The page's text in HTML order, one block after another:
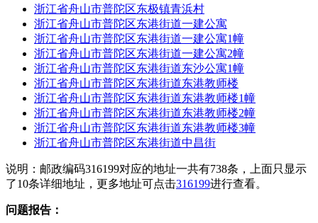
浙江省舟山市普陀区东极镇青浜村
浙江省舟山市普陀区东港街道一建公寓
浙江省舟山市普陀区东港街道一建公寓1幢
浙江省舟山市普陀区东港街道一建公寓2幢
浙江省舟山市普陀区东港街道东沙公寓1幢
浙江省舟山市普陀区东港街道东港教师楼
浙江省舟山市普陀区东港街道东港教师楼1幢
浙江省舟山市普陀区东港街道东港教师楼2幢
浙江省舟山市普陀区东港街道东港教师楼3幢
浙江省舟山市普陀区东港街道中昌街
说明：邮政编码316199对应的地址一共有738条，上面只显示
了10条详细地址，更多地址可点击316199进行查看。
问题报告：